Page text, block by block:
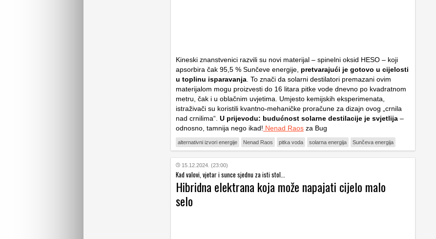
Kineski znanstvenici razvili su novi materijal – spinelni oksid HESO – koji
apsorbira čak 95,5 % Sunčeve energije, pretvarajući je gotovo u cijelosti
u toplinu isparavanja. To znači da solarni destilatori premazani ovim
materijalom mogu proizvesti do 16 litara pitke vode dnevno po kvadratnom
metru, čak i u oblačnim uvjetima. Umjesto kemijskih eksperimenata,
istraživači su koristili kvantno-mehaničke proračune za dizajn ovog „crnila
nad crnilima“. U prijevodu: budućnost solarne destilacije je svjetlija –
odnosno, tamnija nego ikad! Nenad Raos za Bug
alternativni izvori energije Nenad Raos pitka voda solarna energija Sunčeva energija
15.12.2024. (23:00)
Kad valovi, vjetar i sunce sjednu za isti stol...
Hibridna elektrana koja može napajati cijelo malo
selo